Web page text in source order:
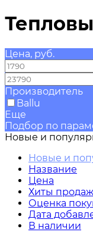
Цена, руб.
Производитель
Ballu
Еще
Подбор по
Новые и
Новые и
Название
Цена
Хиты продаж
Оценка
Дата
В наличии